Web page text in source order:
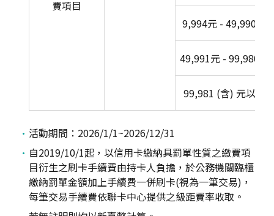
費項目
9,994元 - 49,990元
49,991元 - 99,980元
99,981 (含) 元以上
活動期間：2026/1/1~2026/12/31
自2019/10/1起，以信用卡繳納具罰單性質之繳費項
目衍生之刷卡手續費由持卡人負擔，於公務機關臨櫃
繳納罰單金額加上手續費一併刷卡(視為一筆交易)，
每筆交易手續費依聯卡中心提供之級距費率收取。